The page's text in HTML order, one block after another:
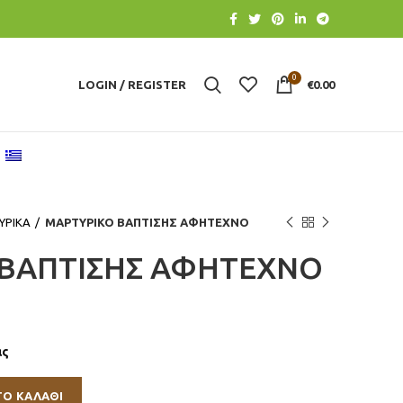
LOGIN / REGISTER
0
€0.00
ΜΑΡΤΥΡΙΚΟ ΒΑΠΤΙΣΗΣ ΑΦΗΤΕΧΝΟ
ΑΦΗΤΕΧΝΟ
ΚΑΛΆΘΙ